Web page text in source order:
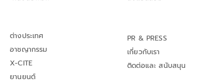
ต่างประเทศ
อาชญากรรม
X-CITE
ยานยนต์
PR & PRESS
เกี่ยวกับเรา
ติดต่อและ สนับสนุน